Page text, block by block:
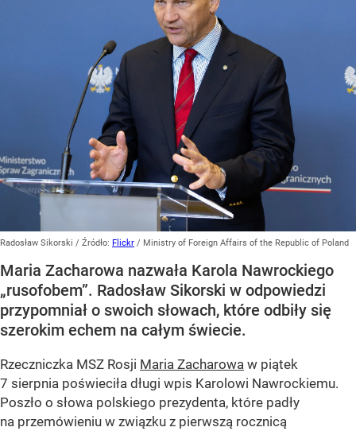
Radosław Sikorski / Źródło: Flickr / Ministry of Foreign Affairs of the Republic of Poland
Maria Zacharowa nazwała Karola Nawrockiego
„rusofobem”. Radosław Sikorski w odpowiedzi
przypomniał o swoich słowach, które odbiły się
szerokim echem na całym świecie.
Rzeczniczka MSZ Rosji Maria Zacharowa w piątek
7 sierpnia poświeciła długi wpis Karolowi Nawrockiemu.
Poszło o słowa polskiego prezydenta, które padły
na przemówieniu w związku z pierwszą rocznicą